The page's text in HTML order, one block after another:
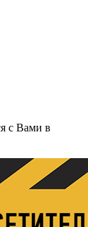
с Вами в